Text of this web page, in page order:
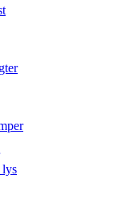
lys